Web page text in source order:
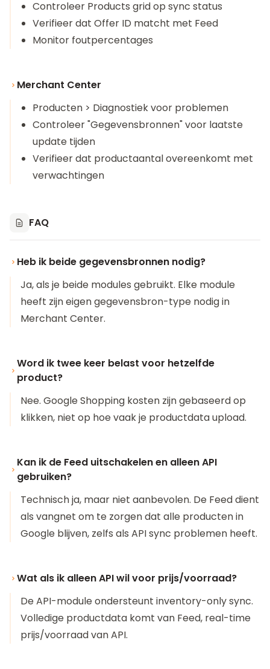
Controleer Products grid op sync status
Verifieer dat Offer ID matcht met Feed
Monitor foutpercentages
Merchant Center
Producten > Diagnostiek voor problemen
Controleer "Gegevensbronnen" voor laatste
update tijden
Verifieer dat productaantal overeenkomt met
verwachtingen
FAQ
Heb ik beide gegevensbronnen nodig?
Ja, als je beide modules gebruikt. Elke module
heeft zijn eigen gegevensbron-type nodig in
Merchant Center.
Word ik twee keer belast voor hetzelfde
product?
Nee. Google Shopping kosten zijn gebaseerd op
klikken, niet op hoe vaak je productdata upload.
Kan ik de Feed uitschakelen en alleen API
gebruiken?
Technisch ja, maar niet aanbevolen. De Feed dient
als vangnet om te zorgen dat alle producten in
Google blijven, zelfs als API sync problemen heeft.
Wat als ik alleen API wil voor prijs/voorraad?
De API-module ondersteunt inventory-only sync.
Volledige productdata komt van Feed, real-time
prijs/voorraad van API.